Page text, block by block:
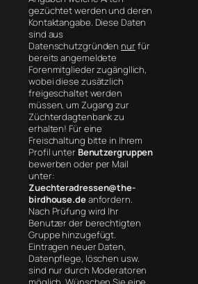
gezüchtet werden und deren
Kontaktangabe. Diese Daten
sind aus
Datenschutzgründen nurfür
bereits angemeldete
Forenmitglieder zugängllich,
wobei diese zusätzlich
freigeschaltet werden
müssen, um Zugang zur
Züchterdagtenbank zu
erhalten! Für eine
Freischaltung bitte in Ihrem
Profil unter Benutzergruppen
bewerben oder per Mail
unter:
Zuechteradressen@the-
birdhouse.deanfordern.
Nach Prüfung wird Ihr
Benutzer der berechtigten
Gruppe hinzugefügt.
Eintragen neuer Daten,
Datenpflege, löschen usw.
sind nur durch Moderatoren